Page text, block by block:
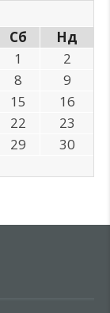
Сб
Нд
1
2
8
9
15
16
22
23
29
30